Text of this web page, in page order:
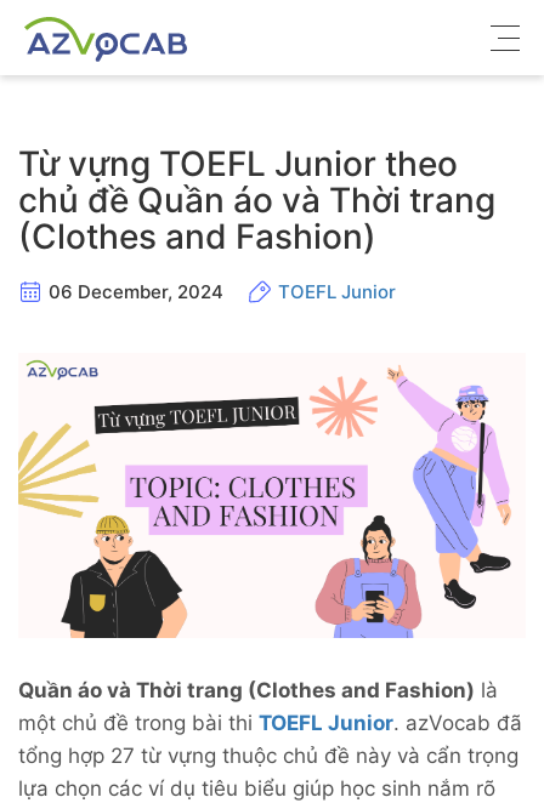
Từ vựng ôn thi
Tiếng Anh phổ thông
Tiếng Anh thông dụng
Từ vựng TOEFL Junior theo
chủ đề Quần áo và Thời trang
(Clothes and Fashion)
06 December, 2024 TOEFL Junior
Quần áo và Thời trang (Clothes and Fashion) là
một chủ đề trong bài thi TOEFL Junior. azVocab đã
tổng hợp 27 từ vựng thuộc chủ đề này và cẩn trọng
lựa chọn các ví dụ tiêu biểu giúp học sinh nắm rõ